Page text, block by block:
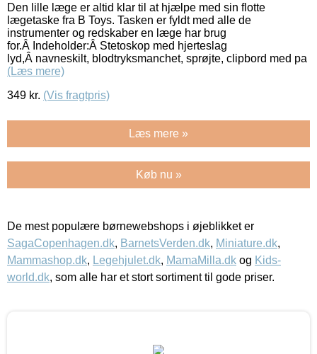
Den lille læge er altid klar til at hjælpe med sin flotte
lægetaske fra B Toys. Tasken er fyldt med alle de
instrumenter og redskaber en læge har brug
for.Â Indeholder:Â Stetoskop med hjerteslag
lyd,Â navneskilt, blodtryksmanchet, sprøjte, clipbord med pa
(Læs mere)
349 kr. (Vis fragtpris)
Læs mere »
Køb nu »
De mest populære børnewebshops i øjeblikket er
SagaCopenhagen.dk, BarnetsVerden.dk, Miniature.dk,
Mammashop.dk, Legehjulet.dk, MamaMilla.dk og Kids-
world.dk, som alle har et stort sortiment til gode priser.